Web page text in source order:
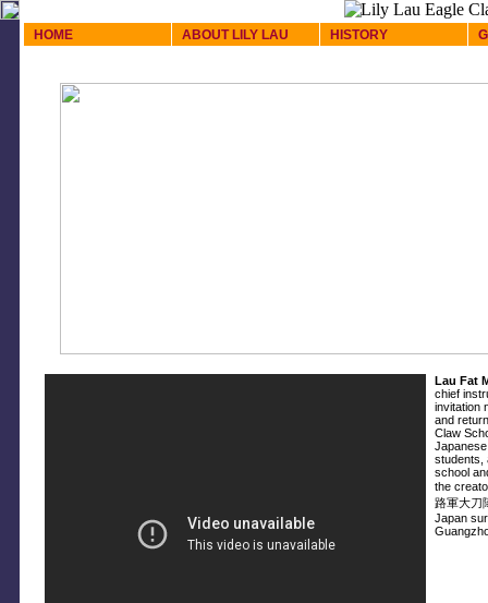
HOME ABOUT LILY LAU HISTORY
Lau Fat
chief
invitation
and
Claw
students,
school
the
路軍大刀
Japan